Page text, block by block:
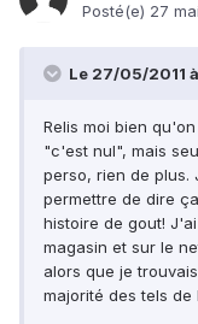
Posté(e) 27
Le 27/05/2011
Relis moi bien
"c'est nul", mais
perso, rien de plus.
permettre de dire
histoire de gout!
magasin et sur le
alors que je
majorité des tels